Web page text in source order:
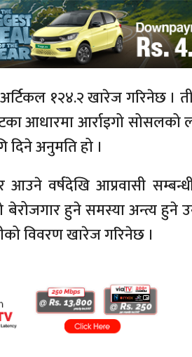
१२४.२ खारेज गरिनेछ ।
आधारमा आर्राइगो सोसलको
दिने अनुमति हो ।
आउने वर्षदेखि आप्रवासी
हुने समस्या अन्त्य हुने
विवरण खारेज गरिनेछ ।